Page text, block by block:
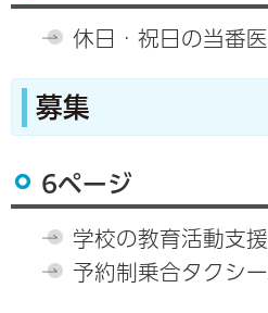
休日・祝日の当番
募集
6ページ
学校の教育活動支
予約制乗合タクシ